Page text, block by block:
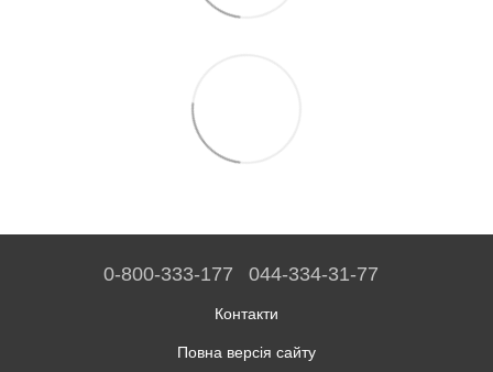
0-800-333-177 044-334-31-77
Контакти
Повна версія сайту